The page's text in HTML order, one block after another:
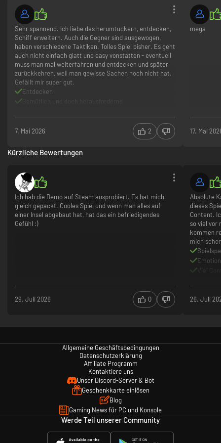
EINE WELT VOLLER GESCHICHTE
Erkunde stille Zufluchtsdocks, Außenposten-Betankungsstationen,
Geschichte wird über das Entdecken von Orten, Logbücher, Erinnerungen
und die Überreste einer Zivilisation, die ihre eigene Welt überdauern
Sehr spannend. Ich liebe das herumtuckern, entdecken,
Schiff erweitern. Auch die Gegner sind ausgewogen,
haben verschiedene Taktiken. Tolles Spiel bisher. Es geht
auch nicht einfach glatt und easy vonstatten - eventuell
muss man mal weiterfahren und entdecken und später
zurückkehren, weil man gewisse Sachen noch nicht hat.
Gefällt mir super gut.
Entdecken
7. Mai 2026 2
mega
17. Mai
Kürzliche Bewertungen
Ich hab die Demo auf Steam ausprobiert. Es hat mich
gleich gepackt. Cooles Spiel und wenn man alles auf
einer Insel abgebaut hat, hat das ein befriedigendes
Gefühl :)
29. Juli 2026 0
Absolute
dieses
Content.
so viel vor
kommen
mich
26. Juli
Allgemeine Geschäftsbedingungen
Datenschutzerklärung
Affiliate Programm
Kontaktiere uns
Unser Discord-Server & Bot
Geschenkkarte einlösen
Blog
Gaming News für PC und Konsole
Werde Teil unserer Community